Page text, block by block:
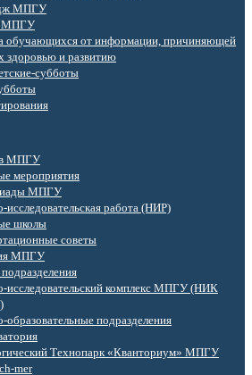
МПГУ
МПГУ
обучающихся от информации, причиняющей
здоровью и развитию
в МПГУ
мероприятия
МПГУ
исследовательская работа (НИР)
школы
советы
МПГУ
исследовательский комплекс МПГУ (НИК
образовательные подразделения
Технопарк «Кванториум» МПГУ